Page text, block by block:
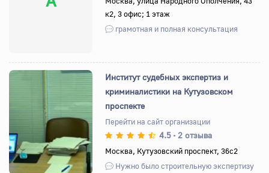
к2, 3 офис; 1 этаж
грамотная и полная консультация
Назад Вперед
Институт судебных экспертиз и
криминалистики на Кутузовском
проспекте
Перейти на сайт организации
4.5 • 2 отзыва
Москва, Кутузовский проспект, 36с2
Нужно было строительную экспертизу